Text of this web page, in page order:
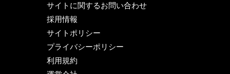
サイトに関するお問い合わせ
採用情報
サイトポリシー
プライバシーポリシー
利用規約